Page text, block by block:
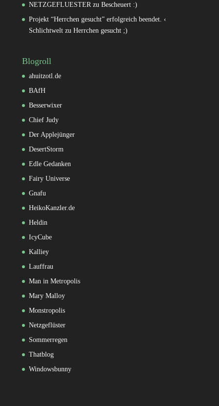
NETZGEFLUESTERzu Bescheuert :)
Projekt “Herrchen gesucht” erfolgreich beendet. ‹
Schlichtweltzu Herrchen gesucht ;)
Blogroll
ahuitzotl.de
BAfH
Besserwixer
Chief Judy
Der Applejünger
DesertStorm
Edle Gedanken
Fairy Universe
Gnafu
HeikoKanzler.de
Heldin
IcyCube
Kalliey
Lauffrau
Man in Metropolis
Mary Malloy
Monstropolis
Netzgeflüster
Sommerregen
Thatblog
Windowsbunny